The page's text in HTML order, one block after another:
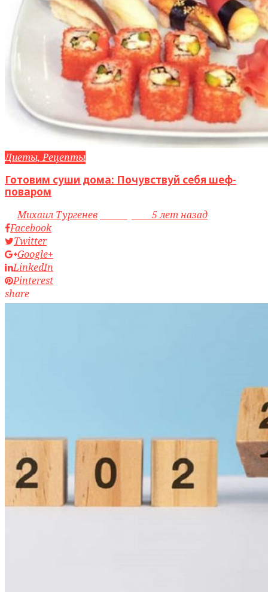
Диеты, Рецепты
Готовим суши дома: Почувствуй себя шеф-
поваром
byМихаил Тургенев
5 лет назад
Facebook
Twitter
Google+
LinkedIn
Pinterest
share